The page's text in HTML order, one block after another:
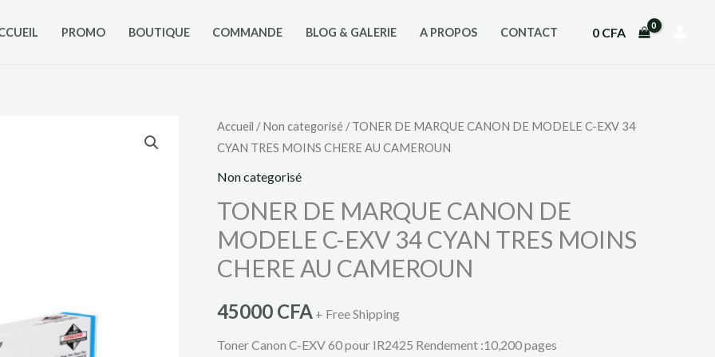
PROMO BOUTIQUE COMMANDE BLOG & GALERIE A PROPOS CONTACT 0 CFA
Accueil /Non categorisé / TONER DE MARQUE CANON DE MODELE C-EXV 34
CYAN TRES MOINS CHERE AU CAMEROUN
Non categorisé
TONER DE MARQUE CANON DE
MODELE C-EXV 34 CYAN TRES MOINS
CHERE AU CAMEROUN
45000 CFA + Free Shipping
Toner Canon C-EXV 60 pour IR2425 Rendement :10,200 pages
quantité
de
TONER
MARQUE
CANON
DE
C-